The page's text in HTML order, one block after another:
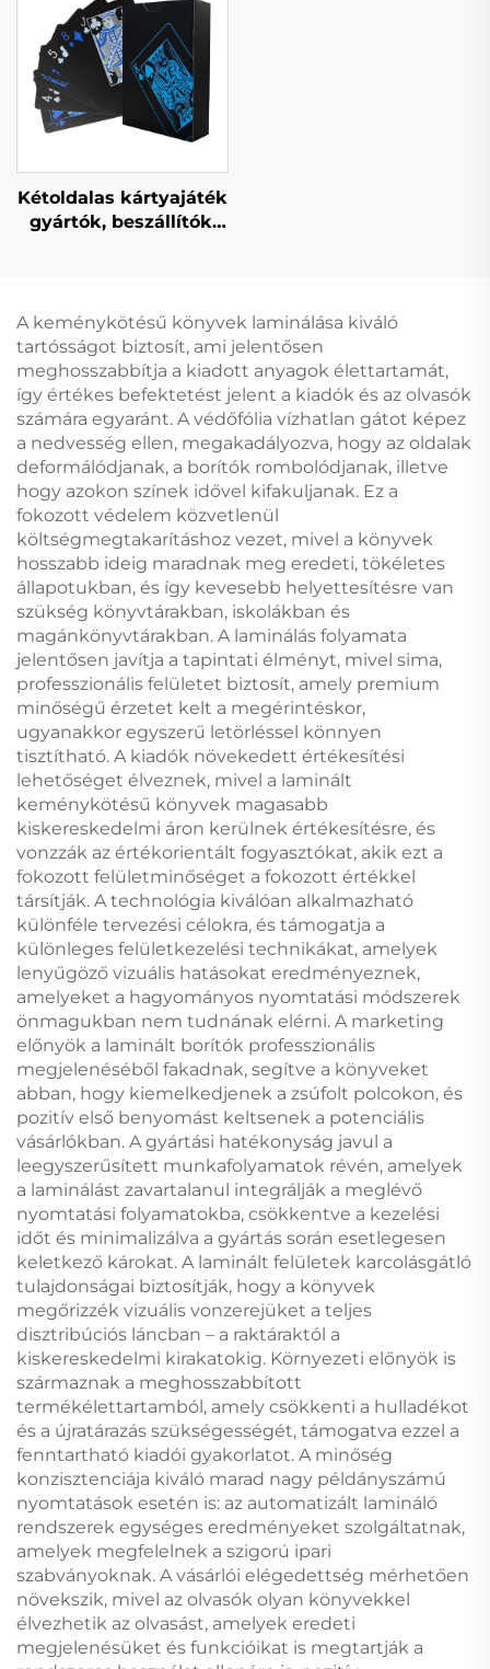
könyvek óvodai
oktatáshoz
Kétoldalas kártyajáték
gyártók, beszállítók,
csomagolás
nyomtatás
felnőtteknek,
pároknak
A keménykötésű könyvek laminálása kiváló
tartósságot biztosít, ami jelentősen
meghosszabbítja a kiadott anyagok élettartamát,
így értékes befektetést jelent a kiadók és az olvasók
számára egyaránt. A védőfólia vízhatlan gátot képez
a nedvesség ellen, megakadályozva, hogy az oldalak
deformálódjanak, a borítók rombolódjanak, illetve
hogy azokon színek idővel kifakuljanak. Ez a
fokozott védelem közvetlenül
költségmegtakarításhoz vezet, mivel a könyvek
hosszabb ideig maradnak meg eredeti, tökéletes
állapotukban, és így kevesebb helyettesítésre van
szükség könyvtárakban, iskolákban és
magánkönyvtárakban. A laminálás folyamata
jelentősen javítja a tapintati élményt, mivel sima,
professzionális felületet biztosít, amely premium
minőségű érzetet kelt a megérintéskor,
ugyanakkor egyszerű letörléssel könnyen
tisztítható. A kiadók növekedett értékesítési
lehetőséget élveznek, mivel a laminált
keménykötésű könyvek magasabb
kiskereskedelmi áron kerülnek értékesítésre, és
vonzzák az értékorientált fogyasztókat, akik ezt a
fokozott felületminőséget a fokozott értékkel
társítják. A technológia kiválóan alkalmazható
különféle tervezési célokra, és támogatja a
különleges felületkezelési technikákat, amelyek
lenyűgöző vizuális hatásokat eredményeznek,
amelyeket a hagyományos nyomtatási módszerek
önmagukban nem tudnának elérni. A marketing
előnyök a laminált borítók professzionális
megjelenéséből fakadnak, segítve a könyveket
abban, hogy kiemelkedjenek a zsúfolt polcokon, és
pozitív első benyomást keltsenek a potenciális
vásárlókban. A gyártási hatékonyság javul a
leegyszerűsített munkafolyamatok révén, amelyek
a laminálást zavartalanul integrálják a meglévő
nyomtatási folyamatokba, csökkentve a kezelési
időt és minimalizálva a gyártás során esetlegesen
keletkező károkat. A laminált felületek karcolásgátló
tulajdonságai biztosítják, hogy a könyvek
megőrizzék vizuális vonzerejüket a teljes
disztribúciós láncban – a raktáraktól a
kiskereskedelmi kirakatokig. Környezeti előnyök is
származnak a meghosszabbított
termékélettartamból, amely csökkenti a hulladékot
és a újratárazás szükségességét, támogatva ezzel a
fenntartható kiadói gyakorlatot. A minőség
konzisztenciája kiváló marad nagy példányszámú
nyomtatások esetén is: az automatizált lamináló
rendszerek egységes eredményeket szolgáltatnak,
amelyek megfelelnek a szigorú ipari
szabványoknak. A vásárlói elégedettség mérhetően
növekszik, mivel az olvasók olyan könyvekkel
élvezhetik az olvasást, amelyek eredeti
megjelenésüket és funkcióikat is megtartják a